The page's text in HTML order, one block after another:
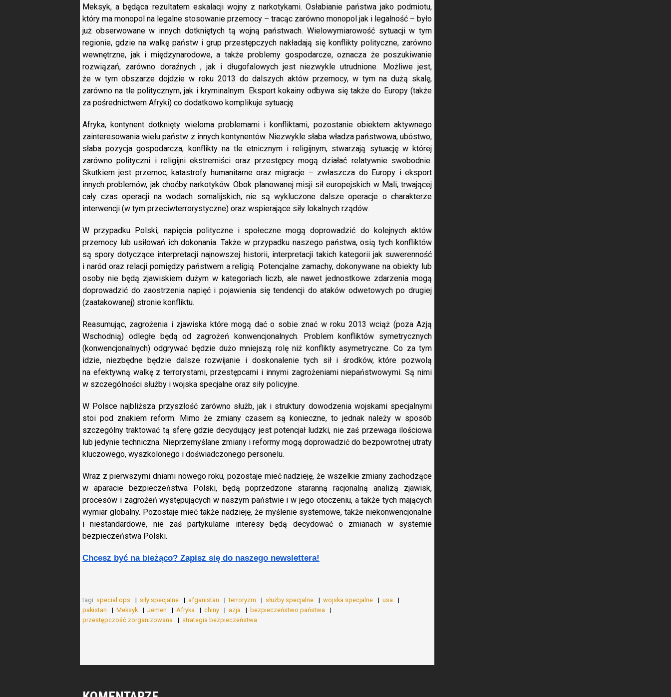
Meksyk, a będąca rezultatem eskalacji wojny z narkotykami. Osłabianie państwa jako podmiotu,
który ma monopol na legalne stosowanie przemocy – tracąc zarówno monopol jak i legalność – było
już obserwowane w innych dotkniętych tą wojną państwach. Wielowymiarowość sytuacji w tym
regionie, gdzie na walkę państw i grup przestępczych nakładają się konflikty polityczne, zarówno
wewnętrzne, jak i międzynarodowe, a także problemy gospodarcze, oznacza że poszukiwanie
rozwiązań, zarówno doraźnych , jak i długofalowych jest niezwykle utrudnione. Możliwe jest,
że w tym obszarze dojdzie w roku 2013 do dalszych aktów przemocy, w tym na dużą skalę,
zarówno na tle politycznym, jak i kryminalnym. Eksport kokainy odbywa się także do Europy (także
za pośrednictwem Afryki) co dodatkowo komplikuje sytuację.
Afryka, kontynent dotknięty wieloma problemami i konfliktami, pozostanie obiektem aktywnego
zainteresowania wielu państw z innych kontynentów. Niezwykle słaba władza państwowa, ubóstwo,
słaba pozycja gospodarcza, konflikty na tle etnicznym i religijnym, stwarzają sytuację w której
zarówno polityczni i religijni ekstremiści oraz przestępcy mogą działać relatywnie swobodnie.
Skutkiem jest przemoc, katastrofy humanitarne oraz migracje – zwłaszcza do Europy i eksport
innych problemów, jak choćby narkotyków. Obok planowanej misji sił europejskich w Mali, trwającej
cały czas operacji na wodach somalijskich, nie są wykluczone dalsze operacje o charakterze
interwencji (w tym przeciwterrorystyczne) oraz wspierające siły lokalnych rządów.
W przypadku Polski, napięcia polityczne i społeczne mogą doprowadzić do kolejnych aktów
przemocy lub usiłowań ich dokonania. Także w przypadku naszego państwa, osią tych konfliktów
są spory dotyczące interpretacji najnowszej historii, interpretacji takich kategorii jak suwerenność
i naród oraz relacji pomiędzy państwem a religią. Potencjalne zamachy, dokonywane na obiekty lub
osoby nie będą zjawiskiem dużym w kategoriach liczb, ale nawet jednostkowe zdarzenia mogą
doprowadzić do zaostrzenia napięć i pojawienia się tendencji do ataków odwetowych po drugiej
(zaatakowanej) stronie konfliktu.
Reasumując, zagrożenia i zjawiska które mogą dać o sobie znać w roku 2013 wciąż (poza Azją
Wschodnią) odległe będą od zagrożeń konwencjonalnych. Problem konfliktów symetrycznych
(konwencjonalnych) odgrywać będzie dużo mniejszą rolę niż konflikty asymetryczne. Co za tym
idzie, niezbędne będzie dalsze rozwijanie i doskonalenie tych sił i środków, które pozwolą
na efektywną walkę z terrorystami, przestępcami i innymi zagrożeniami niepaństwowymi. Są nimi
w szczególności służby i wojska specjalne oraz siły policyjne.
W Polsce najbliższa przyszłość zarówno służb, jak i struktury dowodzenia wojskami specjalnymi
stoi pod znakiem reform. Mimo że zmiany czasem są konieczne, to jednak należy w sposób
szczególny traktować tą sferę gdzie decydujący jest potencjał ludzki, nie zaś przewaga ilościowa
lub jedynie techniczna. Nieprzemyślane zmiany i reformy mogą doprowadzić do bezpowrotnej utraty
kluczowego, wyszkolonego i doświadczonego personelu.
Wraz z pierwszymi dniami nowego roku, pozostaje mieć nadzieję, że wszelkie zmiany zachodzące
w aparacie bezpieczeństwa Polski, będą poprzedzone staranną racjonalną analizą zjawisk,
procesów i zagrożeń występujących w naszym państwie i w jego otoczeniu, a także tych mających
wymiar globalny. Pozostaje mieć także nadzieję, że myślenie systemowe, także niekonwencjonalne
i niestandardowe, nie zaś partykularne interesy będą decydować o zmianach w systemie
bezpieczeństwa Polski.
Chcesz być na bieżąco? Zapisz się do naszego newslettera!
tagi: special ops siły specjalne afganistan terroryzm służby specjalne wojska specjalne
usa
pakistan
Meksyk Jemen Afryka chiny azja
bezpieczeństwo państwa
przestępczość zorganizowana
strategia bezpieczeństwa